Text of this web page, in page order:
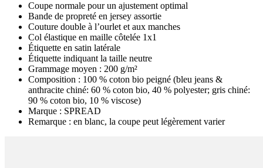
Coupe normale pour un ajustement optimal
Bande de propreté en jersey assortie
Couture double à l’ourlet et aux manches
Col élastique en maille côtelée 1x1
Étiquette en satin latérale
Étiquette indiquant la taille neutre
Grammage moyen : 200 g/m²
Composition : 100 % coton bio peigné (bleu jeans &
anthracite chiné: 60 % coton bio, 40 % polyester; gris chiné:
90 % coton bio, 10 % viscose)
Marque : SPREAD
Remarque : en blanc, la coupe peut légèrement varier